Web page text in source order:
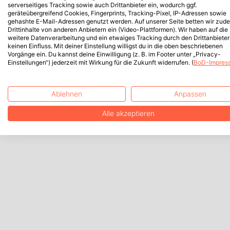
serverseitiges Tracking sowie auch Drittanbieter ein, wodurch ggf.
geräteübergreifend Cookies, Fingerprints, Tracking-Pixel, IP-Adressen sowie
gehashte E-Mail-Adressen genutzt werden. Auf unserer Seite betten wir
Drittinhalte von anderen Anbietern ein (Video-Plattformen). Wir haben auf die
weitere Datenverarbeitung und ein etwaiges Tracking durch den Drittanbieter
keinen Einfluss. Mit deiner Einstellung willigst du in die oben beschriebenen
Vorgänge ein. Du kannst deine Einwilligung (z. B. im Footer unter „Privacy-
Einstellungen“) jederzeit mit Wirkung für die Zukunft widerrufen. (BoD-
Ablehnen Anpassen
Alle akzeptieren